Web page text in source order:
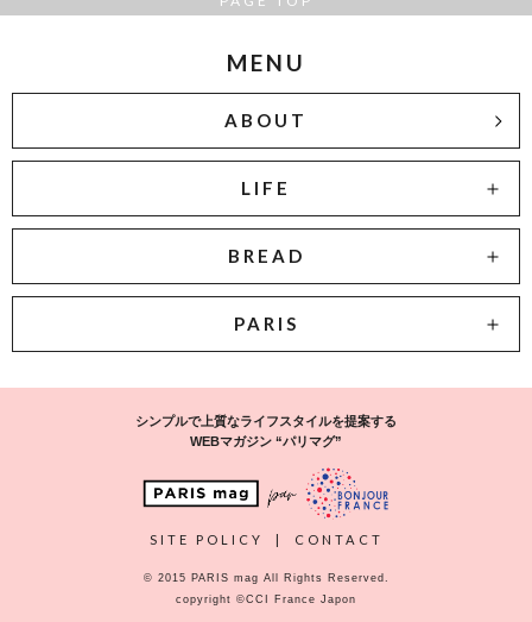
MENU
ABOUT
LIFE
BREAD
PARIS
シンプルで上質なライフスタイルを提案する
WEBマガジン “パリマグ”
SITE POLICY CONTACT
© 2015 PARIS mag All Rights Reserved.
copyright ©CCI France Japon